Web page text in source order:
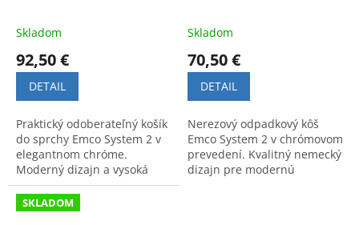
Skladom
92,50 €
DETAIL
Praktický odoberateľný košík
do sprchy Emco System 2 v
elegantnom chróme.
Moderný dizajn a vysoká
kvalita pre poriadok a štýl v
kúpeľni.
Skladom
70,50 €
DETAIL
Nerezový odpadkový kôš
Emco System 2 v chrómovom
prevedení. Kvalitný nemecký
dizajn pre modernú
SKLADOM